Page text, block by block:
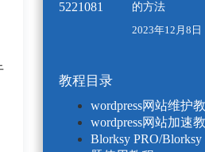
的方法
2023年12月8日
教程目录
wordpress网站维护
wordpress网站加速
Blorksy PRO/Blorksy